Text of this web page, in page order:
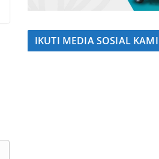
IKUTI MEDIA SOSIAL KAMI